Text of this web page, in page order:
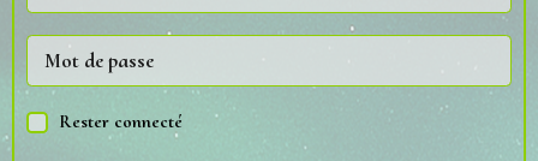
Rester connecté